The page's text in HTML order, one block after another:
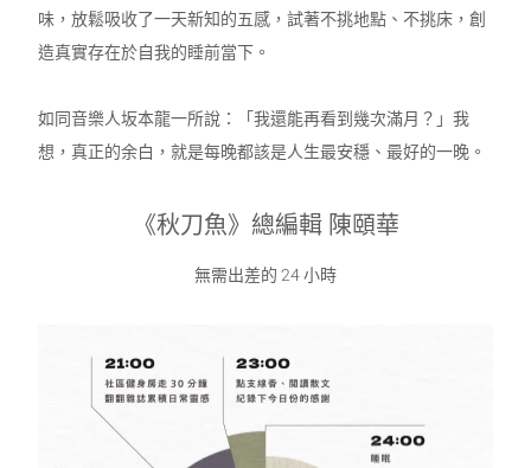
味，放鬆吸收了一天新知的五感，試著不挑地點、不挑床，創
造真實存在於自我的睡前當下。
如同音樂人坂本龍一所說：「我還能再看到幾次滿月？」我
想，真正的余白，就是每晚都該是人生最安穩、最好的一晚。
《秋刀魚》總編輯 陳頤華
無需出差的 24 小時